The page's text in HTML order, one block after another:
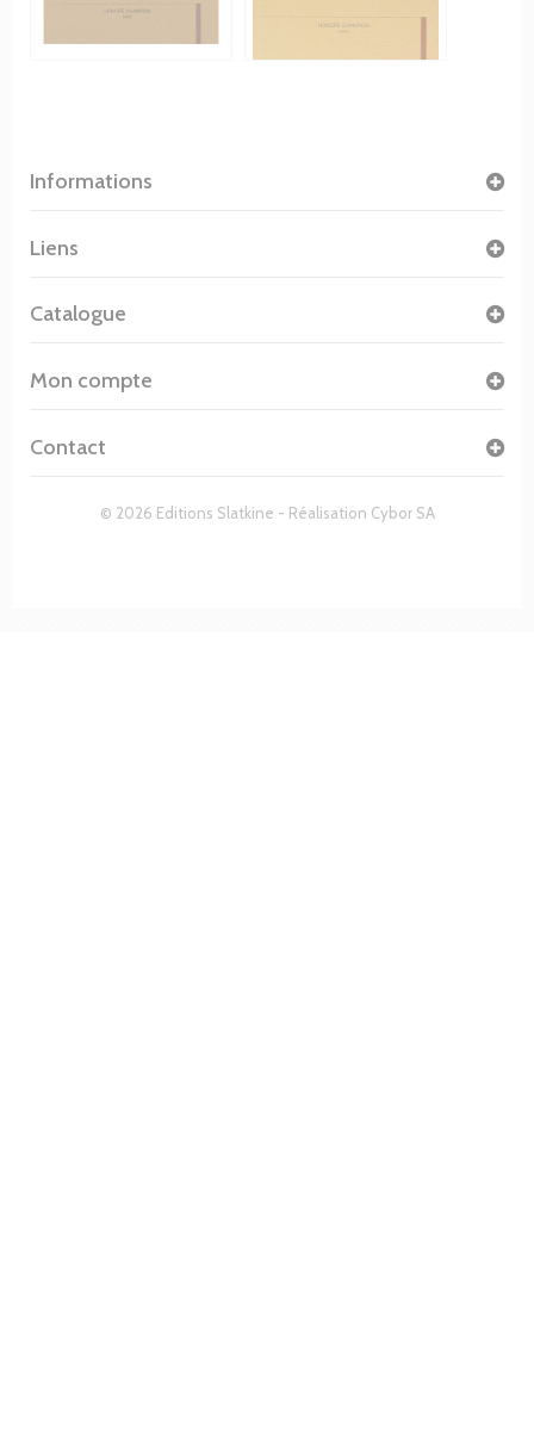
Informations
© 2026 Editions Slatkine - Réalisation Cybor SA
Liens
Catalogue
Mon compte
Contact